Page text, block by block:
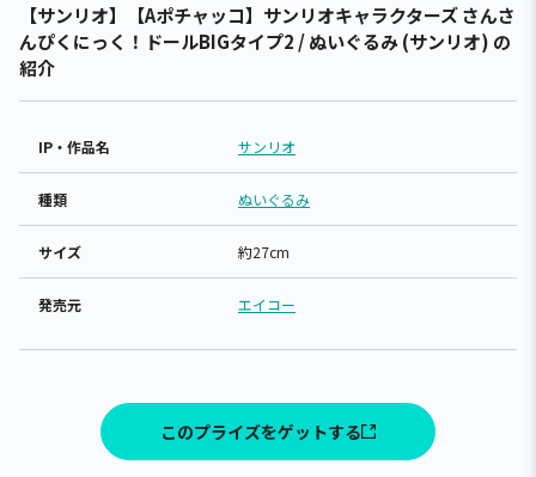
【サンリオ】【Aポチャッコ】サンリオキャラクターズ さんさ
んぴくにっく！ドールBIGタイプ2 / ぬいぐるみ (サンリオ) の
紹介
IP・作品名 サンリオ
種類 ぬいぐるみ
サイズ 約27cm
発売元 エイコー
このプライズをゲットする